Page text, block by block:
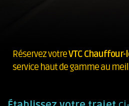
Réservez votreVTC Chauffour-
service haut de gamme au